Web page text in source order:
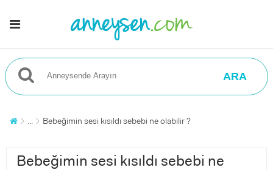
ARA
... Bebeğimin sesi kısıldı sebebi ne olabilir ?
Bebeğimin sesi kısıldı sebebi ne